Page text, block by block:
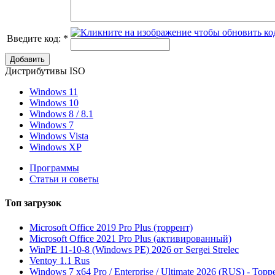
Введите код: *
Добавить
Дистрибутивы ISO
Windows 11
Windows 10
Windows 8 / 8.1
Windows 7
Windows Vista
Windows XP
Программы
Статьи и советы
Топ загрузок
Microsoft Office 2019 Pro Plus (торрент)
Microsoft Office 2021 Pro Plus (активированный)
WinPE 11-10-8 (Windows PE) 2026 от Sergei Strelec
Ventoy 1.1 Rus
Windows 7 x64 Pro / Enterprise / Ultimate 2026 (RUS) -